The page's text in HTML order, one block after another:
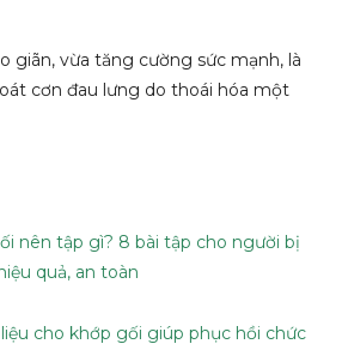
giãn, vừa tăng cường sức mạnh, là
cơn đau lưng do thoái hóa một
nên tập gì? 8 bài tập cho người bị
quả, an toàn
cho khớp gối giúp phục hồi chức